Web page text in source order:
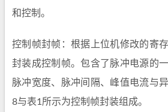
和控制。
控制帧封帧：根据上位机修改的寄
封装成控制帧。包含了脉冲电源的
脉冲宽度、脉冲间隔、峰值电流与
8与表1所示为控制帧封装组成。